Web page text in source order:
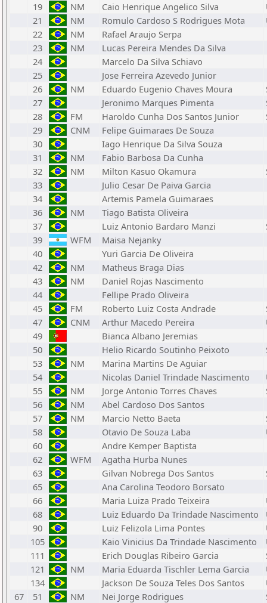
19
NM Caio Henrique Angelico Silva
21
NM Romulo Cardoso S Rodrigues Mota
22
NM
Rafael Araujo Serpa
23
NM
Lucas Pereira Mendes Da Silva
24
Marcelo Da Silva Schiavo
25
Jose Ferreira Azevedo Junior
26
NM Eduardo Eugenio Chaves Moura
27
Jeronimo Marques Pimenta
28
FM Haroldo Cunha Dos Santos Junior
29
CNM
Felipe Guimaraes De Souza
30
Iago Henrique Da Silva Souza
31
NM
Fabio Barbosa Da Cunha
32
NM Milton Kasuo Okamura
33
Julio Cesar De Paiva Garcia
34
Artemis Pamela Guimaraes
36
NM
Tiago Batista Oliveira
37
Luiz Antonio Bardaro Manzi
39
WFM
Maisa Nejanky
40
Yuri Garcia De Oliveira
42
NM
Matheus Braga Dias
43
NM
Daniel Rojas Nascimento
44
Fellipe Prado Oliveira
45
FM Roberto Luiz Costa Andrade
47
CNM Arthur Macedo Pereira
49
Bianca Albano Jeremias
50
Helio Ricardo Soutinho Peixoto
53
NM
Marina Martins De Aguiar
54
Nicolas Daniel Trindade Nascimento
55
NM Jorge Antonio Torres Chaves
56
NM
Abel Cardoso Dos Santos
57
NM Marcio Netto Baeta
58
Otavio De Souza Laba
60
Andre Kemper Baptista
62
WFM
Agatha Hurba Nunes
63
Gilvan Nobrega Dos Santos
65
Ana Carolina Teodoro Borsato
66
Maria Luiza Prado Teixeira
68
Luiz Eduardo Da Trindade Nascimento
90
Luiz Felizola Lima Pontes
105
Kaio Vinicius Da Trindade Nascimento
111
Erich Douglas Ribeiro Garcia
121
NM Maria Eduarda Tischler Lema Garcia
134
Jackson De Souza Teles Dos Santos
67
51 NM Nei Jorge Rodrigues